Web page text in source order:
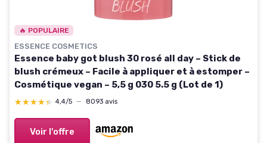
🔥 POPULAIRE
ESSENCE COSMETICS
Essence baby got blush 30 rosé all day – Stick de
blush crémeux – Facile à appliquer et à estomper –
Cosmétique vegan – 5,5 g 030 5.5 g (Lot de 1)
★★★★★
★★★★★ 4,4/5 — 8093 avis
Voir l'offre